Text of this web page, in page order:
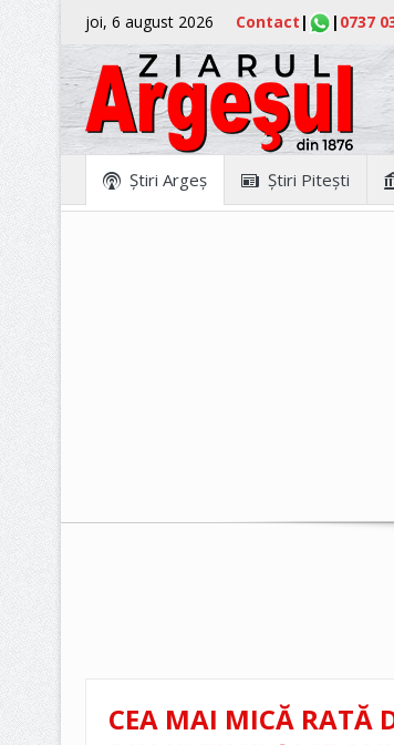
joi, 6 august 2026 Contact | | 0737
Ştiri Argeş Ştiri Piteşti
CEA MAI MICĂ RATĂ